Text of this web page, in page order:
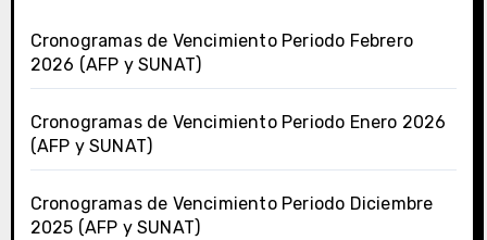
Cronogramas de Vencimiento Periodo Febrero
2026 (AFP y SUNAT)
Cronogramas de Vencimiento Periodo Enero 2026
(AFP y SUNAT)
Cronogramas de Vencimiento Periodo Diciembre
2025 (AFP y SUNAT)